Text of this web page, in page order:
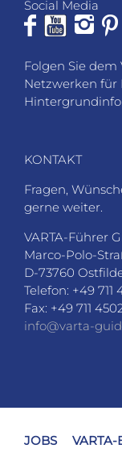
Social Media
Folgen Sie
Netzwerken für
KONTAKT
Fragen,
gerne weiter.
VARTA-Führer
Marco-Polo-
D-73760
Telefon: +49 711
Fax: +49 711
info@varta-
JOBS VARTA-